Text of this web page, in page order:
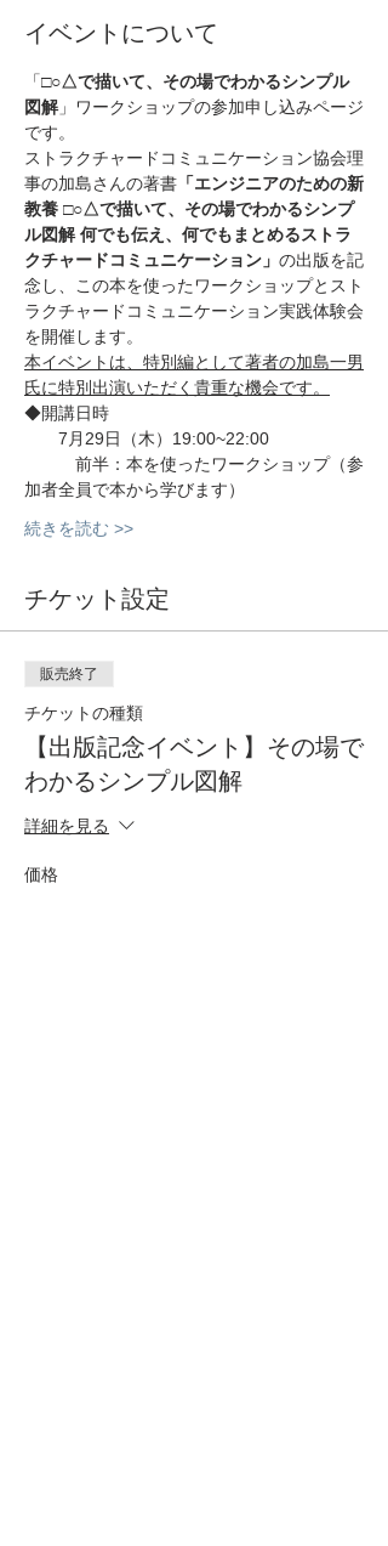
イベントについて
「□○△で描いて、その場でわかるシンプル
図解」ワークショップの参加申し込みページ
です。
ストラクチャードコミュニケーション協会理
事の加島さんの著書 「エンジニアのための新
教養 □○△で描いて、その場でわかるシンプ
ル図解 何でも伝え、何でもまとめるストラ
クチャードコミュニケーション」 の出版を記
念し、この本を使ったワークショップとスト
ラクチャードコミュニケーション実践体験会
を開催します。
本イベントは、特別編として著者の加島一男
氏に特別出演いただく貴重な機会です。
◆開講日時
7月29日（木）19:00~22:00
前半：本を使ったワークショップ（参
加者全員で本から学びます）
続きを読む >>
チケット設定
販売終了
チケットの種類
【出版記念イベント】その場で
わかるシンプル図解
詳細を見る
価格